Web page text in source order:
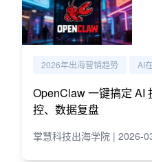
2026年出海营销趋势 AI
OpenClaw 一键搞定 AI
控、数据复盘
掌慧科技出海学院 | 2026-